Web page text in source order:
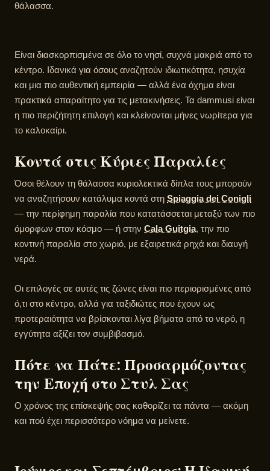
θάλασσα.
Είναι διασκορπισμένα σε όλο το νησί, συχνά μακριά από το
κέντρο. Ιδανικά για όσους αναζητούν ιδιωτικότητα, ησυχία
και μια πιο αυθεντική εμπειρία — αλλά ένα όχημα είναι
πρακτικά απαραίτητο για τις μετακινήσεις. Τα dammusi είναι
η πιο περιζήτητη επιλογή και κλείνονται μήνες νωρίτερα για
το καλοκαίρι.
Κοντά στις Κύριες Παραλίες
Όσοι θέλουν τη θάλασσα κυριολεκτικά δίπλα τους μπορούν
να αναζητήσουν κατάλυμα κοντά στη Spiaggia dei Conigli
— την περίφημη παραλία που κατατάσσεται μεταξύ των πιο
όμορφων στον κόσμο — ή στην Cala Guitgia, την πιο
κοντινή παραλία στο χωριό, με εξαιρετικά ρηχά και διαυγή
νερά.
Οι επιλογές σε αυτές τις ζώνες είναι πιο περιορισμένες από
ό,τι στο κέντρο, αλλά για ταξιδιώτες που έχουν ως
προτεραιότητα να βρίσκονται λίγα βήματα από το νερό, η
εγγύτητα αξίζει τον συμβιβασμό.
Πότε να Πάτε: Προσαρμόζοντας
την Εποχή στο Στυλ Σας
Ο χρόνος της επίσκεψής σας καθορίζει τα πάντα — ακόμη
και πού έχει περισσότερο νόημα να μείνετε.